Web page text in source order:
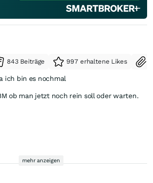
843 Beiträge 997 erhaltene Likes
ich bin es nochmal
mehr anzeigen